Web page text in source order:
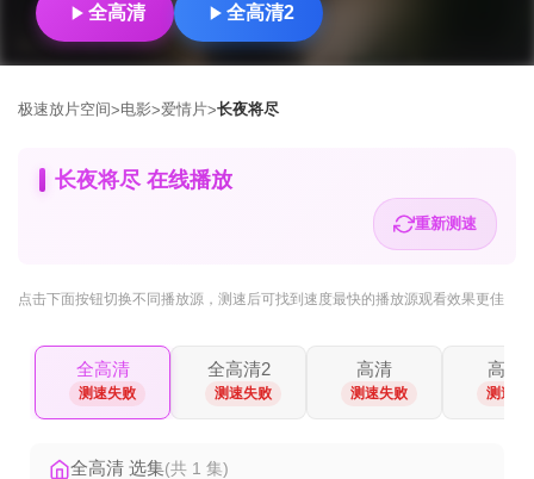
全高清 全高清2
极速放片空间>电影>爱情片>长夜将尽
长夜将尽 在线播放
重新测速
点击下面按钮切换不同播放源 ，测速后可找到速度最快的播放源观看效果更佳
全高清
测速失败
全高清2
测速失败
高清
测速失败
高清2
测速失
全高清 选集(共 1 集)